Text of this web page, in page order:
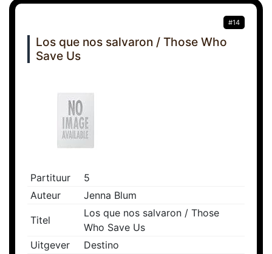
#14
Los que nos salvaron / Those Who
Save Us
Partituur
5
Auteur
Jenna Blum
Titel
Los que nos salvaron / Those
Who Save Us
Uitgever
Destino